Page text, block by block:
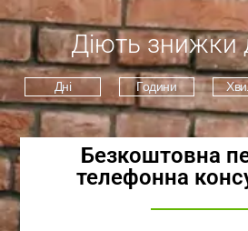
Діють знижки
Дні Години
Безкоштовна
телефонна